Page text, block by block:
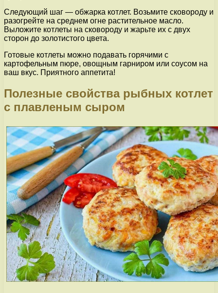
Следующий шаг — обжарка котлет. Возьмите сковороду и
разогрейте на среднем огне растительное масло.
Выложите котлеты на сковороду и жарьте их с двух
сторон до золотистого цвета.
Готовые котлеты можно подавать горячими с
картофельным пюре, овощным гарниром или соусом на
ваш вкус. Приятного аппетита!
Полезные свойства рыбных котлет
с плавленым сыром